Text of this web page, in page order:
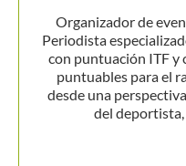
Organizador de
Periodista
con puntuación ITF y
puntuables para el
desde una
del